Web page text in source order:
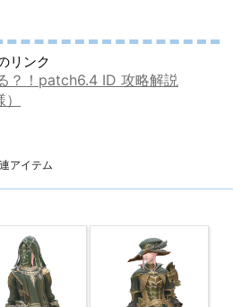
ウトスケイルメイル（胴防具）
ジャーシャポー（頭防具）
ジャーコート（胴防具）
スタースケイルメイル（胴防具）
ラースケイルメイル（胴防具）
ウトグリーヴ（足防具）
ジャーグローブ（手防具）
ジャーグリーヴ（足防具）
スターグリーヴ（足防具）
ラーグリーヴ（足防具）
ウトボトム（脚防具）
ジャーコート（胴防具）
ジャーブリーチ（脚防具）
スターブリーチ（脚防具）
ラーブリーチ（脚防具）
リンク
？！patch6.4 ID 攻略解説
アイテム